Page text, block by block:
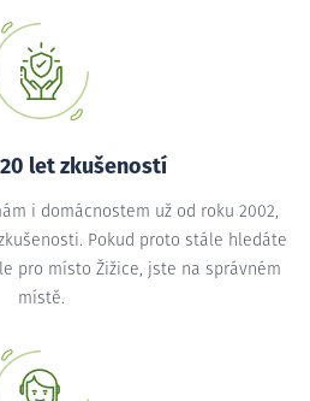
let zkušeností
i domácnostem už od roku 2002,
Pokud proto stále hledáte
pro místo Žižice, jste na správném
místě.